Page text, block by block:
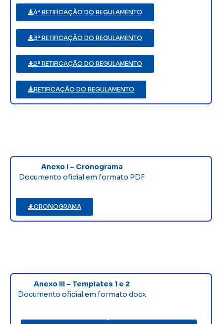
4ª RETIFICAÇÃO DO REGULAMENTO
3ª RETIFICAÇÃO DO REGULAMENTO
2ª RETIFICAÇÃO DO REGULAMENTO
RETIFICAÇÃO DO REGULAMENTO
Anexo I – Cronograma
Documento oficial em formato PDF
CRONOGRAMA
Anexo III – Templates 1 e 2
Documento oficial em formato docx